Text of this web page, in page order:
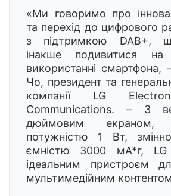
«Ми говоримо про
та перехід до цифрового
з підтримкою DAB+,
інакше подивитися на
використанні смартфона,
Чо, президент та
компанії LG
Communications. – З
дюймовим екраном,
потужністю 1 Вт,
ємністю 3000 мА*г,
ідеальним пристроєм
мультимедійним